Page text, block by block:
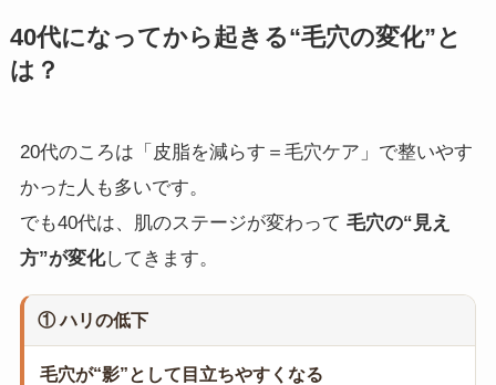
40代になってから起きる“毛穴の変化”と
は？
20代のころは「皮脂を減らす＝毛穴ケア」で整いやす
かった人も多いです。
でも40代は、肌のステージが変わって 毛穴の“見え
方”が変化してきます。
① ハリの低下
毛穴が“影”として目立ちやすくなる